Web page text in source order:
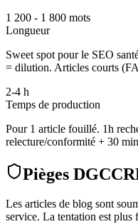
1 200 - 1 800 mots
Longueur
Sweet spot pour le SEO
= dilution. Articles courts
2-4 h
Temps de production
Pour 1 article fouillé. 1h
relecture/conformité + 30
Pièges
Les articles de blog sont
service. La tentation est plus